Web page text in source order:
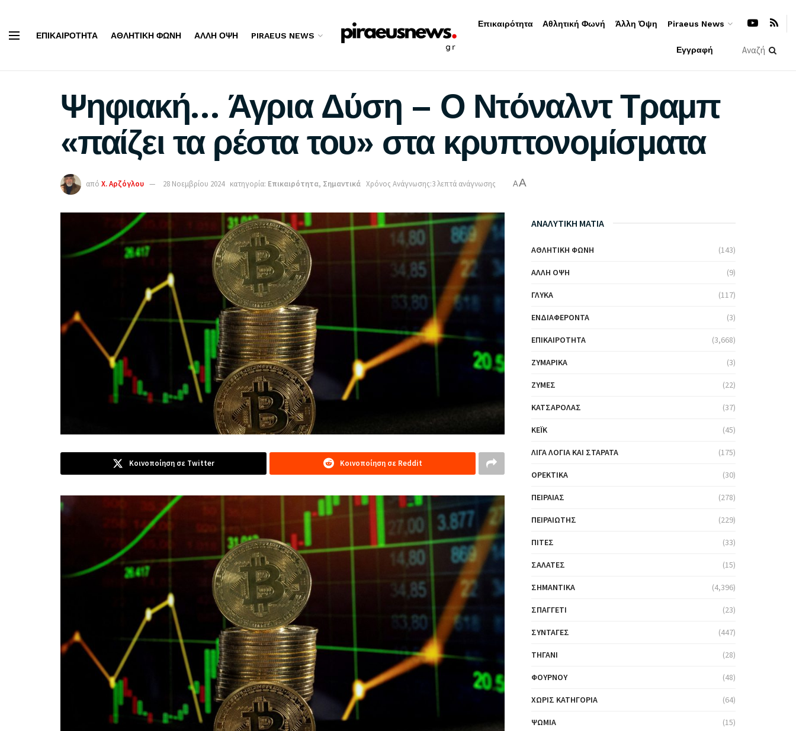
ΕΠΙΚΑΙΡΌΤΗΤΑ ΑΘΛΗΤΙΚΉ ΦΩΝΉ ΆΛΛΗ ΌΨΗ PIRAEUS NEWS
Επικαιρότητα Αθλητική Φωνή Άλλη Όψη Piraeus News
Εγγραφή
Ψηφιακή… Άγρια Δύση – Ο Ντόναλντ Τραμπ
«παίζει τα ρέστα του» στα κρυπτονομίσματα
από Χ. Αρζόγλου 28 Νοεμβρίου 2024 κατηγορία: Επικαιρότητα, Σημαντικά Χρόνος Ανάγνωσης:3 λεπτά ανάγνωσης AA
Κοινοποίηση σε Twitter Κοινοποίηση σε Reddit
ΑΝΑΛΥΤΙΚΗ ΜΑΤΙΑ
ΑΘΛΗΤΙΚΉ ΦΩΝΉ (143)
ΆΛΛΗ ΌΨΗ (9)
ΓΛΥΚΆ (117)
ΕΝΔΙΑΦΈΡΟΝΤΑ (3)
ΕΠΙΚΑΙΡΌΤΗΤΑ (3,668)
ΖΥΜΑΡΙΚΆ (3)
ΖΎΜΕΣ (22)
ΚΑΤΣΑΡΌΛΑΣ (37)
ΚΈΙΚ (45)
ΛΊΓΑ ΛΌΓΙΑ ΚΑΙ ΣΤΑΡΆΤΑ (175)
ΟΡΕΚΤΙΚΆ (30)
ΠΕΙΡΑΙΆΣ (278)
ΠΕΙΡΑΙΏΤΗΣ (229)
ΠΊΤΕΣ (33)
ΣΑΛΆΤΕΣ (15)
ΣΗΜΑΝΤΙΚΆ (4,396)
ΣΠΑΓΓΈΤΙ (23)
ΣΥΝΤΑΓΈΣ (447)
ΤΗΓΆΝΙ (28)
ΦΟΎΡΝΟΥ (48)
ΧΩΡΊΣ ΚΑΤΗΓΟΡΊΑ (64)
ΨΩΜΙΆ (15)